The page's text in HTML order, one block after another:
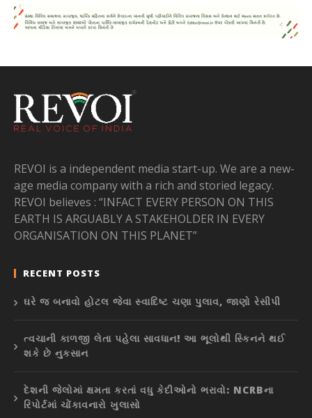
REVOI is a independent media start-up. We are a new-
age media company with a rich and storied legacy.
REVOI believes : “INFACT EVERY PERSON ON THIS
EARTH IS ARGUABLY A STAKEHOLDER IN EVERY
ORGANISATION ON THIS PLANET”
RECENT POSTS
ઘરે જ બનાવો હોટલ જેવા સ્વાદિષ્ટ ચણા પુલાવ, જાણો રેસીપી
ત્વચાની કાળજી લેતા પહેલા સાવધાન! આ ભૂલોથી સ્કિનને થઈ
શકે છે નુકસાન
દેશની જેલોમાં ક્ષમતા કરતાં વધુ કેદીઓનો ભરાવો: NCRBના
રિપોર્ટમાં ચોંકાવનારો ખુલાસો